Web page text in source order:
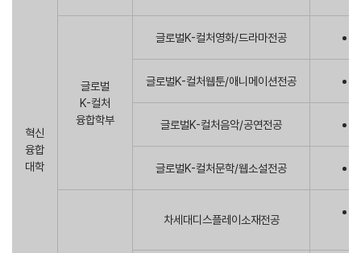
혁신
융합
대학
글로벌
K-컬처
융합학부
글로벌K-컬처영화/드라마전공
글로벌K-컬처웹툰/애니메이션전공
글로벌K-컬처음악/공연전공
글로벌K-컬처문학/웹소설전공
차세대디스플레이소재전공